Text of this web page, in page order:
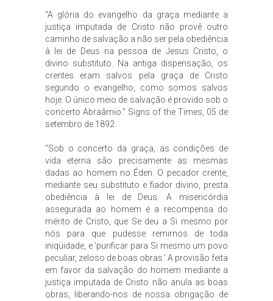
“A glória do evangelho da graça mediante a
justiça imputada de Cristo não provê outro
caminho de salvação a não ser pela obediência
à lei de Deus na pessoa de Jesus Cristo, o
divino substituto. Na antiga dispensação, os
crentes eram salvos pela graça de Cristo
segundo o evangelho, como somos salvos
hoje. O único meio de salvação é provido sob o
concerto Abraâmio.” Signs of the Times, 05 de
setembro de 1892.
“Sob o concerto da graça, as condições de
vida eterna são precisamente as mesmas
dadas ao homem no Éden. O pecador crente,
mediante seu substituto e fiador divino, presta
obediência à lei de Deus. A misericórdia
assegurada ao homem é a recompensa do
mérito de Cristo, que Se deu a Si mesmo por
nós para que pudesse remirnos de toda
iniqüidade, e ‘purificar para Si mesmo um povo
peculiar, zeloso de boas obras.’ A provisão feita
em favor da salvação do homem mediante a
justiça imputada de Cristo não anula as boas
obras, liberando-nos de nossa obrigação de